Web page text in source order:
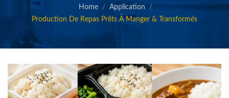
Home / Application
/
Production De Repas Prêts À Manger & Transformés